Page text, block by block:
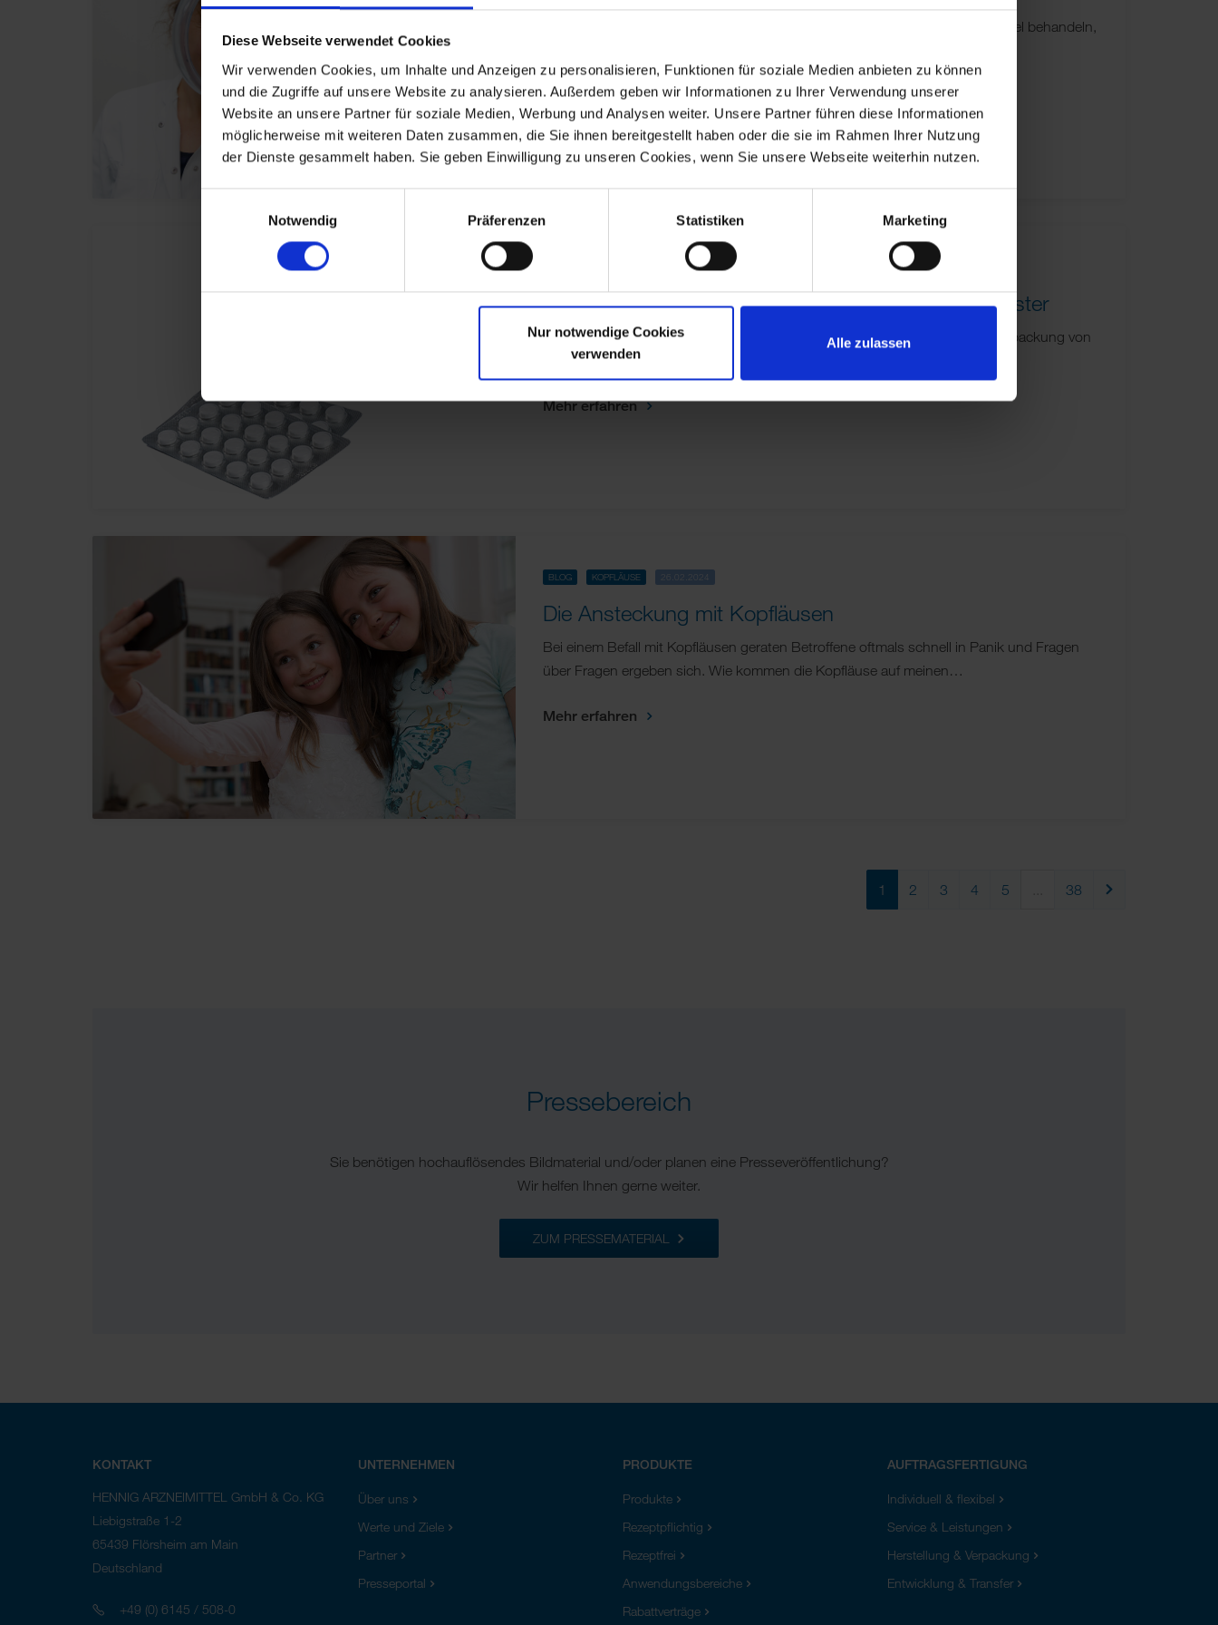
Diese Webseite verwendet Cookies
Wir verwenden Cookies, um Inhalte und Anzeigen zu personalisieren, Funktionen für soziale Medien anbieten zu können
und die Zugriffe auf unsere Website zu analysieren. Außerdem geben wir Informationen zu Ihrer Verwendung unserer
Website an unsere Partner für soziale Medien, Werbung und Analysen weiter. Unsere Partner führen diese Informationen
möglicherweise mit weiteren Daten zusammen, die Sie ihnen bereitgestellt haben oder die sie im Rahmen Ihrer Nutzung
der Dienste gesammelt haben. Sie geben Einwilligung zu unseren Cookies, wenn Sie unsere Webseite weiterhin nutzen.
Notwendig
Präferenzen Statistiken Marketing
Nur notwendige Cookies
verwenden
Alle zulassen
Flörsheim, 28. Januar 2025: Unter dem Motto „Schwindel erklären, Schwindel behandeln,
Mehr erfahren
01.07.2024
Vertigo Hennig®: Jetzt konsequent nur noch im Blister
Flörsheim, 1. Juli 2024: HENNIG ARZNEIMITTEL stellt nun auch seine Großpackung von
Vertigo Hennig® auf Blister um. Zudem erhöht sich der Inhalt der…
Mehr erfahren
BLOG KOPFLÄUSE 26.02.2024
Die Ansteckung mit Kopfläusen
Bei einem Befall mit Kopfläusen geraten Betroffene oftmals schnell in Panik und Fragen
über Fragen ergeben sich. Wie kommen die Kopfläuse auf meinen…
Mehr erfahren
1 2 3 4 5
38
Pressebereich
Sie benötigen hochauflösendes Bildmaterial und/oder planen eine Presseveröffentlichung?
Wir helfen Ihnen gerne weiter.
ZUM PRESSEMATERIAL
KONTAKT
HENNIG ARZNEIMITTEL GmbH & Co. KG
Liebigstraße 1-2
65439 Flörsheim am Main
Deutschland
Telefon
+49 (0) 6145 / 508-0
UNTERNEHMEN
Über uns
Werte und Ziele
Partner
Presseportal
PRODUKTE
Produkte
Rezeptpflichtig
Rezeptfrei
Anwendungsbereiche
Rabattverträge
AUFTRAGSFERTIGUNG
Individuell & flexibel
Service & Leistungen
Herstellung & Verpackung
Entwicklung & Transfer